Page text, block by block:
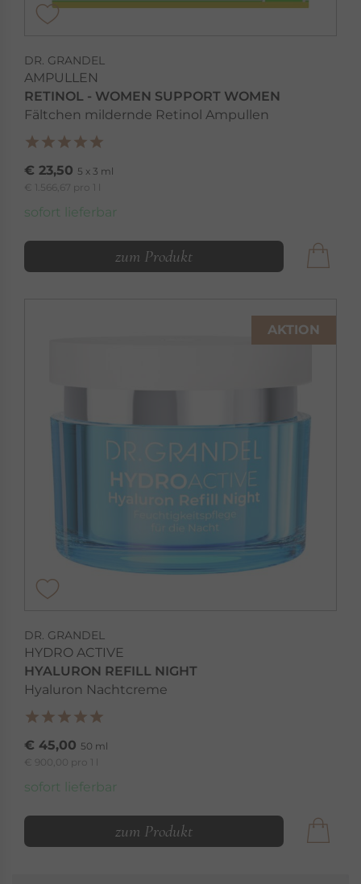
DR. GRANDEL
AMPULLEN
RETINOL - WOMEN SUPPORT WOMEN
Fältchen mildernde Retinol Ampullen
€ 23,50 5 x 3 ml
€ 1.566,67 pro 1 l
sofort lieferbar
zum Produkt
AKTION
DR. GRANDEL
HYDRO ACTIVE
HYALURON REFILL NIGHT
Hyaluron Nachtcreme
€ 45,00 50 ml
€ 900,00 pro 1 l
sofort lieferbar
zum Produkt